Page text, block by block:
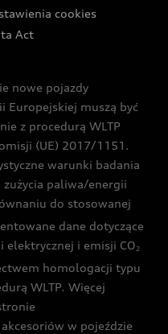
cookies
Act
nowe pojazdy
Europejskiej muszą być
z procedurą WLTP
(UE) 2017/1151.
warunki badania
paliwa/energii
do stosowanej
dane dotyczące
i emisji CO2
homologacji typu
WLTP. Więcej
w pojeździe